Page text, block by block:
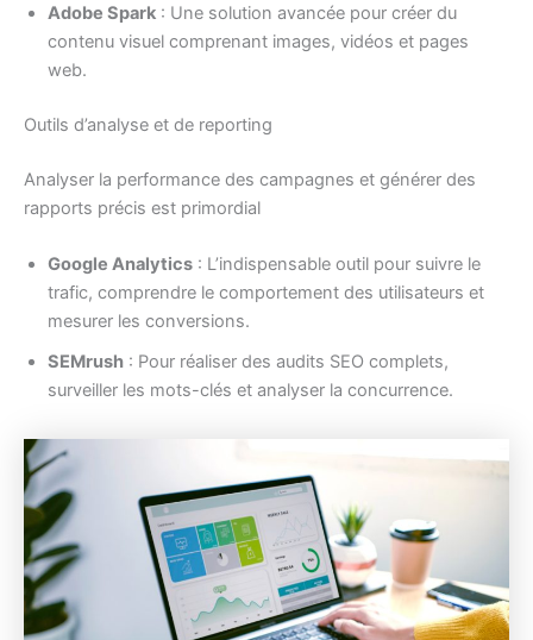
Adobe Spark : Une solution avancée pour créer du
contenu visuel comprenant images, vidéos et pages
web.
Outils d’analyse et de reporting
Analyser la performance des campagnes et générer des
rapports précis est primordial
Google Analytics : L’indispensable outil pour suivre le
trafic, comprendre le comportement des utilisateurs et
mesurer les conversions.
SEMrush : Pour réaliser des audits SEO complets,
surveiller les mots-clés et analyser la concurrence.